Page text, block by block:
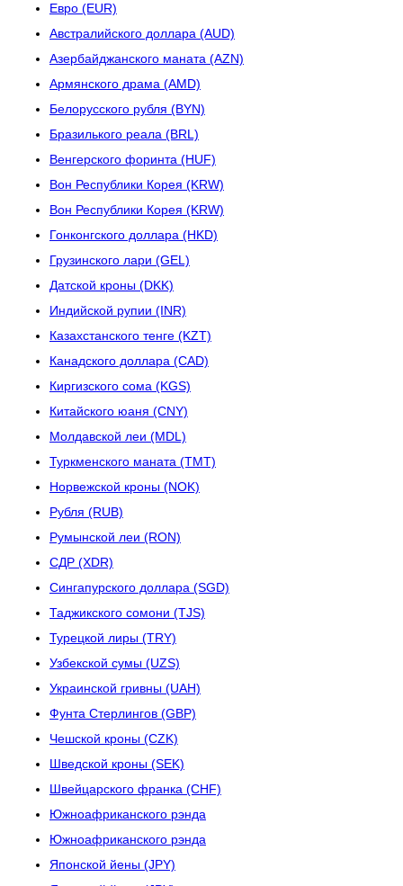
Евро (EUR)
Австралийского доллара (AUD)
Азербайджанского маната (AZN)
Армянского драма (AMD)
Белорусского рубля (BYN)
Бразилького реала (BRL)
Венгерского форинта (HUF)
Вон Республики Корея (KRW)
Вон Республики Корея (KRW)
Гонконгского доллара (HKD)
Грузинского лари (GEL)
Датской кроны (DKK)
Индийской рупии (INR)
Казахстанского тенге (KZT)
Канадского доллара (CAD)
Киргизского сома (KGS)
Китайского юаня (CNY)
Молдавской леи (MDL)
Туркменского маната (TMT)
Норвежской кроны (NOK)
Рубля (RUB)
Румынской леи (RON)
СДР (XDR)
Сингапурского доллара (SGD)
Таджикского сомони (TJS)
Турецкой лиры (TRY)
Узбекской сумы (UZS)
Украинской гривны (UAH)
Фунта Стерлингов (GBP)
Чешской кроны (CZK)
Шведской кроны (SEK)
Швейцарского франка (CHF)
Южноафриканского рэнда
Южноафриканского рэнда
Японской йены (JPY)